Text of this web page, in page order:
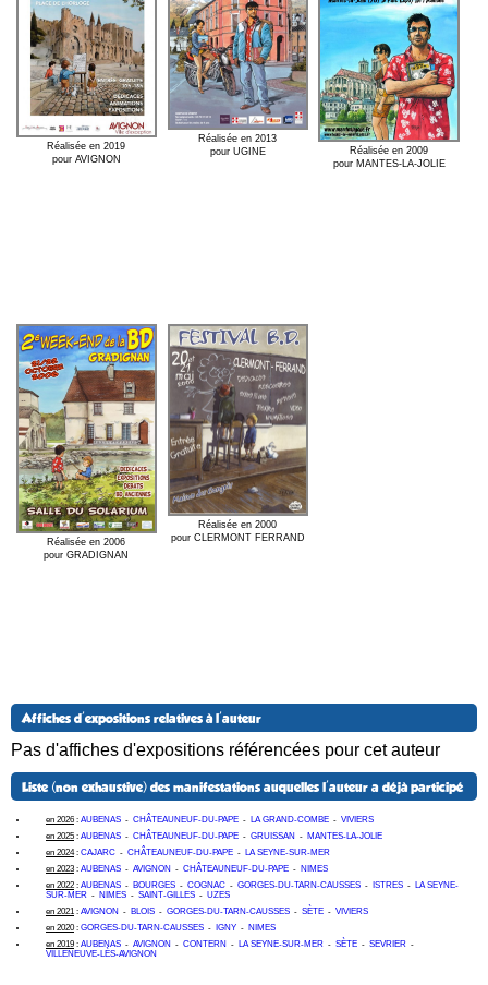
Réalisée en 2019
pour AVIGNON
Réalisée en 2013
pour UGINE
Réalisée en 2009
pour MANTES-LA-JOLIE
Réalisée en 2006
pour GRADIGNAN
Réalisée en 2000
pour CLERMONT FERRAND
Affiches d'expositions relatives à l'auteur
Pas d'affiches d'expositions référencées pour cet auteur
Liste (non exhaustive) des manifestations auquelles l'auteur a déjà participé
en 2026 : AUBENAS - CHÂTEAUNEUF-DU-PAPE - LA GRAND-COMBE - VIVIERS
en 2025 : AUBENAS - CHÂTEAUNEUF-DU-PAPE - GRUISSAN - MANTES-LA-JOLIE
en 2024: CAJARC - CHÂTEAUNEUF-DU-PAPE - LA SEYNE-SUR-MER
en 2023 : AUBENAS - AVIGNON - CHÂTEAUNEUF-DU-PAPE - NIMES
en 2022 : AUBENAS - BOURGES - COGNAC - GORGES-DU-TARN-CAUSSES - ISTRES - LA SEYNE-
SUR-MER - NIMES - SAINT-GILLES - UZES
en 2021 : AVIGNON - BLOIS - GORGES-DU-TARN-CAUSSES - SÈTE - VIVIERS
en 2020: GORGES-DU-TARN-CAUSSES - IGNY - NIMES
en 2019 : AUBENAS - AVIGNON - CONTERN - LA SEYNE-SUR-MER - SÈTE - SEVRIER -
VILLENEUVE-LÈS-AVIGNON